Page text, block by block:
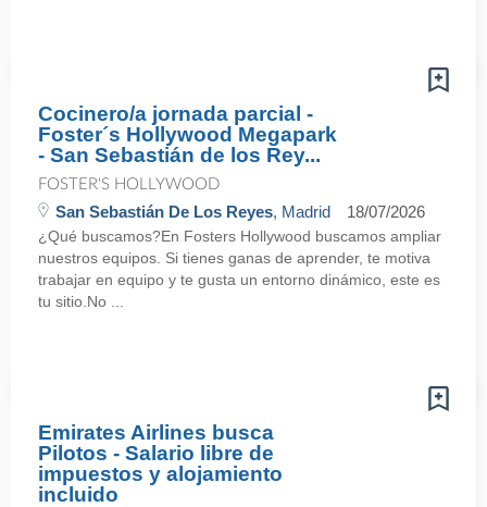
Cocinero/a jornada parcial -
Foster´s Hollywood Megapark
- San Sebastián de los Rey...
FOSTER'S HOLLYWOOD
San Sebastián De Los Reyes, Madrid 18/07/2026
¿Qué buscamos?En Fosters Hollywood buscamos ampliar
nuestros equipos. Si tienes ganas de aprender, te motiva
trabajar en equipo y te gusta un entorno dinámico, este es
tu sitio.No ...
Emirates Airlines busca
Pilotos - Salario libre de
impuestos y alojamiento
incluido